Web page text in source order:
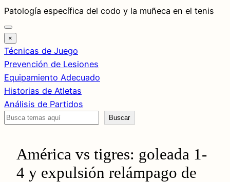
Saltar
al
contenido
Patología específica del codo y la muñeca en el tenis
×
Técnicas de Juego
Prevención de Lesiones
Equipamiento Adecuado
Historias de Atletas
Análisis de Partidos
Buscar
Buscar
América vs tigres: goleada 1-
4 y expulsión relámpago de